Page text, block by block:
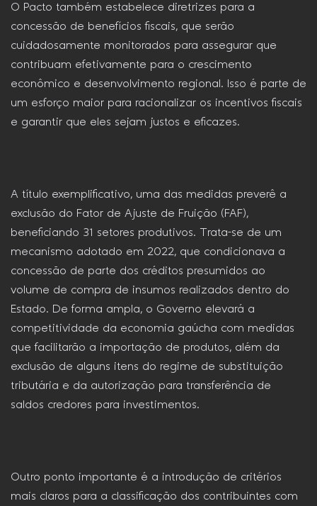
O Pacto também estabelece diretrizes para a
concessão de benefícios fiscais, que serão
cuidadosamente monitorados para assegurar que
contribuam efetivamente para o crescimento
econômico e desenvolvimento regional. Isso é parte de
um esforço maior para racionalizar os incentivos fiscais
e garantir que eles sejam justos e eficazes.
A título exemplificativo, uma das medidas preverê a
exclusão do Fator de Ajuste de Fruição (FAF),
beneficiando 31 setores produtivos. Trata-se de um
mecanismo adotado em 2022, que condicionava a
concessão de parte dos créditos presumidos ao
volume de compra de insumos realizados dentro do
Estado. De forma ampla, o Governo elevará a
competitividade da economia gaúcha com medidas
que facilitarão a importação de produtos, além da
exclusão de alguns itens do regime de substituição
tributária e da autorização para transferência de
saldos credores para investimentos.
Outro ponto importante é a introdução de critérios
mais claros para a classificação dos contribuintes com